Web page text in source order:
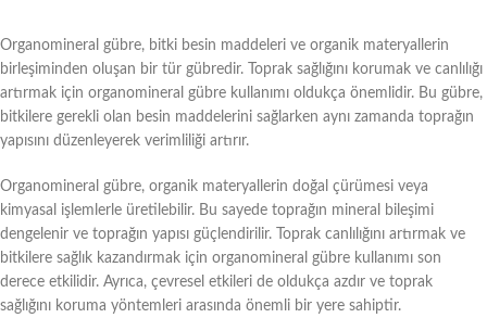
Organomineral gübre, bitki besin maddeleri ve organik materyallerin
birleşiminden oluşan bir tür gübredir. Toprak sağlığını korumak ve canlılığı
artırmak için organomineral gübre kullanımı oldukça önemlidir. Bu gübre,
bitkilere gerekli olan besin maddelerini sağlarken aynı zamanda toprağın
yapısını düzenleyerek verimliliği artırır.
Organomineral gübre, organik materyallerin doğal çürümesi veya
kimyasal işlemlerle üretilebilir. Bu sayede toprağın mineral bileşimi
dengelenir ve toprağın yapısı güçlendirilir. Toprak canlılığını artırmak ve
bitkilere sağlık kazandırmak için organomineral gübre kullanımı son
derece etkilidir. Ayrıca, çevresel etkileri de oldukça azdır ve toprak
sağlığını koruma yöntemleri arasında önemli bir yere sahiptir.